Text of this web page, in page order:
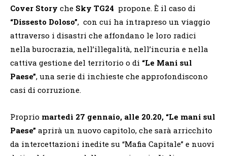
Cover Story che Sky TG24 propone. È il caso di
“Dissesto Doloso”, con cui ha intrapreso un viaggio
attraverso i disastri che affondano le loro radici
nella burocrazia, nell’illegalità, nell’incuria e nella
cattiva gestione del territorio o di “Le Mani sul
Paese”, una serie di inchieste che approfondiscono
casi di corruzione.
Proprio martedì 27 gennaio, alle 20.20, “Le mani sul
Paese” aprirà un nuovo capitolo, che sarà arricchito
da intercettazioni inedite su “Mafia Capitale” e nuovi